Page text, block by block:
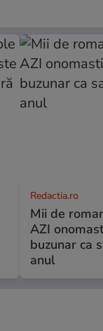
Redactia.ro
Mii de
AZI
buzunar ca
anul